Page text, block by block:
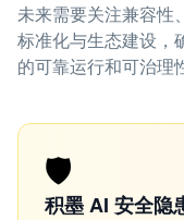
未来需要关注兼容性
标准化与生态建设，
的可靠运行和可治理
🛡️
积墨 AI 安全隐